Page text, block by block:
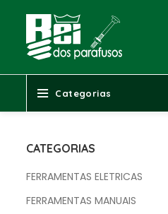
Categorias
CATEGORIAS
FERRAMENTAS ELETRICAS
FERRAMENTAS MANUAIS